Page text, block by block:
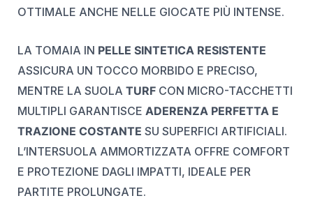
OTTIMALE ANCHE NELLE GIOCATE PIÙ INTENSE.
LA TOMAIA IN PELLE SINTETICA RESISTENTE
ASSICURA UN TOCCO MORBIDO E PRECISO,
MENTRE LA SUOLA TURFCON MICRO-TACCHETTI
MULTIPLI GARANTISCE ADERENZA PERFETTA E
TRAZIONE COSTANTE SU SUPERFICI ARTIFICIALI.
L’INTERSUOLA AMMORTIZZATA OFFRE COMFORT
E PROTEZIONE DAGLI IMPATTI, IDEALE PER
PARTITE PROLUNGATE.